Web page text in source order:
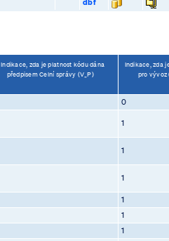
dbf
Indikace, zda je platnost kódu dána
předpisem Celní správy (V_P)
Indikace, zda
pro vývoz
0
1
1
1
1
1
1